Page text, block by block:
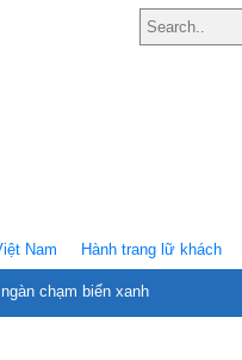
chạm biển xanh
Nam Hành trang lữ khách